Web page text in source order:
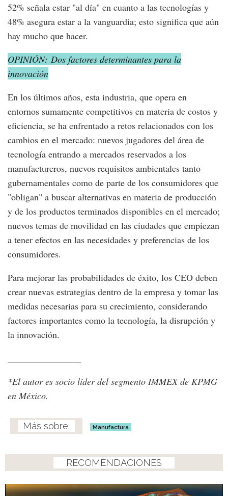
52% señala estar "al día" en cuanto a las tecnologías y
48% asegura estar a la vanguardia; esto significa que aún
hay mucho que hacer.
OPINIÓN: Dos factores determinantes para la
innovación
En los últimos años, esta industria, que opera en
entornos sumamente competitivos en materia de costos y
eficiencia, se ha enfrentado a retos relacionados con los
cambios en el mercado: nuevos jugadores del área de
tecnología entrando a mercados reservados a los
manufactureros, nuevos requisitos ambientales tanto
gubernamentales como de parte de los consumidores que
"obligan" a buscar alternativas en materia de producción
y de los productos terminados disponibles en el mercado;
nuevos temas de movilidad en las ciudades que empiezan
a tener efectos en las necesidades y preferencias de los
consumidores.
Para mejorar las probabilidades de éxito, los CEO deben
crear nuevas estrategias dentro de la empresa y tomar las
medidas necesarias para su crecimiento, considerando
factores importantes como la tecnología, la disrupción y
la innovación.
*El autor es socio líder del segmento IMMEX de KPMG
en México.
Manufactura
RECOMENDACIONES